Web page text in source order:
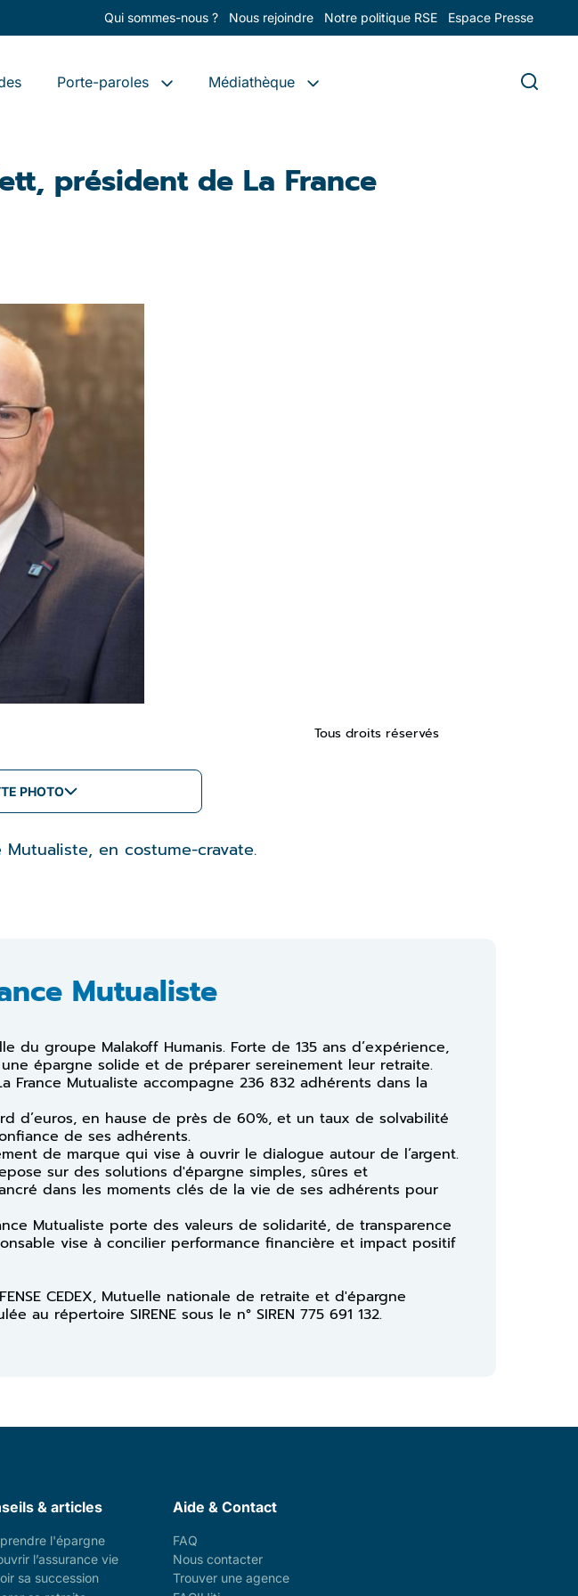
Qui sommes-nous ? Nous rejoindre Notre politique RSE Espace Presse
Porte-paroles Médiathèque
président de La France
Tous droits réservés
PHOTO
en costume-cravate.
Mutualiste
du groupe Malakoff Humanis. Forte de 135 ans d’expérience,
épargne solide et de préparer sereinement leur retraite.
Mutualiste accompagne 236 832 adhérents dans la
d’euros, en hause de près de 60%, et un taux de solvabilité
de ses adhérents.
de marque qui vise à ouvrir le dialogue autour de l’argent.
sur des solutions d'épargne simples, sûres et
dans les moments clés de la vie de ses adhérents pour
Mutualiste porte des valeurs de solidarité, de transparence
vise à concilier performance financière et impact positif
CEDEX, Mutuelle nationale de retraite et d'épargne
répertoire SIRENE sous le n° SIREN 775 691 132.
& articles
l'épargne
l’assurance vie
sa succession
Aide & Contact
FAQ
Nous contacter
Trouver une agence